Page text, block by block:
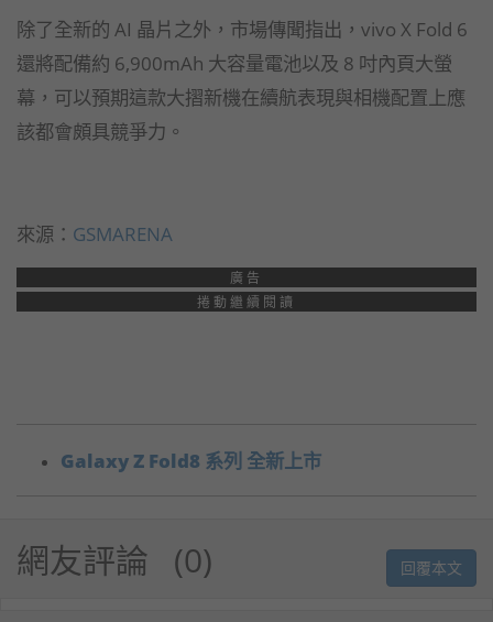
除了全新的 AI 晶片之外，市場傳聞指出，vivo X Fold 6
還將配備約 6,900mAh 大容量電池以及 8 吋內頁大螢
幕，可以預期這款大摺新機在續航表現與相機配置上應
該都會頗具競爭力。
來源： GSMARENA
廣告
捲動繼續閱讀
Galaxy Z Fold8 系列 全新上市
網友評論 0 回覆本文